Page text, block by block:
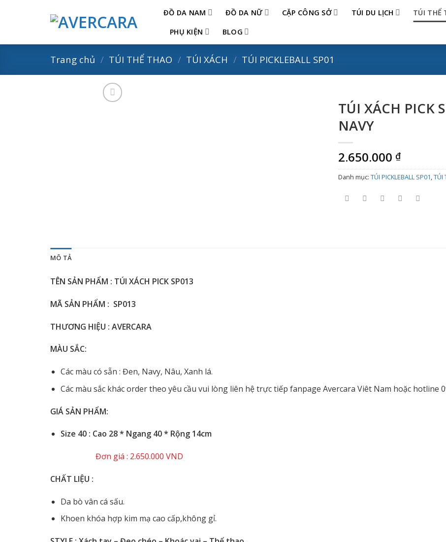
ĐỒ DA NAM ĐỒ DA NỮ CẶP CÔNG SỞ TÚI DU LỊCH TÚI THỂ
PHỤ KIỆN BLOG
Trang chủ / TÚI THỂ THAO / TÚI XÁCH / TÚI PICKLEBALL SP01
TÚI XÁCH PICK
NAVY
2.650.000 ₫
Danh mục: TÚI PICKLEBALL SP01,TÚI
MÔ TẢ
TÊN SẢN PHẨM : TÚI XÁCH PICK SP013
MÃ SẢN PHẨM : SP013
THƯƠNG HIỆU : AVERCARA
MÀU SẮC:
Các màu có sẵn : Đen, Navy, Nâu, Xanh lá.
Các màu sắc khác order theo yêu cầu vui lòng liên hệ trực tiếp fanpage Avercara Viêt Nam hoặc hotline
GIÁ SẢN PHẨM:
Size 40 : Cao 28 * Ngang 40 * Rộng 14cm
Đơn giá : 2.650.000 VND
CHẤT LIỆU :
Da bò vân cá sấu.
Khoen khóa hợp kim mạ cao cấp,không gỉ.